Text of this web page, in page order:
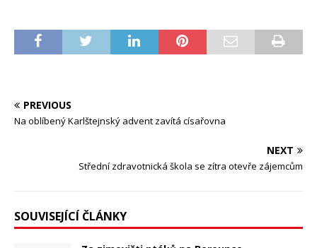
PREVIOUS
Na oblíbený Karlštejnský advent zavítá císařovna
NEXT
Střední zdravotnická škola se zítra otevře zájemcům
SOUVISEJÍCÍ ČLÁNKY